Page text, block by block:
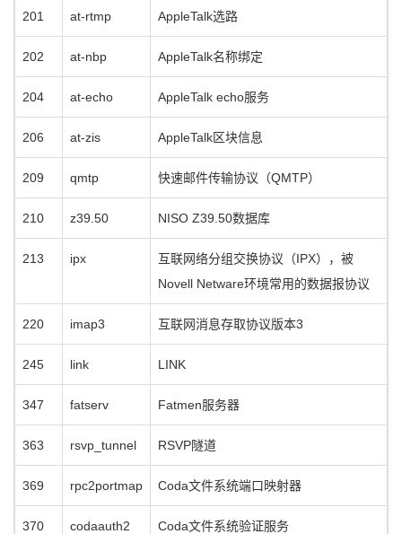
201 at-rtmp AppleTalk选路
202 at-nbp AppleTalk名称绑定
204 at-echo AppleTalk echo服务
206 at-zis AppleTalk区块信息
209 qmtp 快速邮件传输协议（QMTP）
210 z39.50 NISO Z39.50数据库
213 ipx
互联网络分组交换协议（IPX），被
Novell Netware环境常用的数据报协议
220 imap3 互联网消息存取协议版本3
245 link LINK
347 fatserv Fatmen服务器
363 rsvp_tunnel RSVP隧道
369 rpc2portmap Coda文件系统端口映射器
370 codaauth2 Coda文件系统验证服务